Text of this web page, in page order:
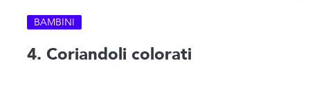
BAMBINI
4. Coriandoli colorati